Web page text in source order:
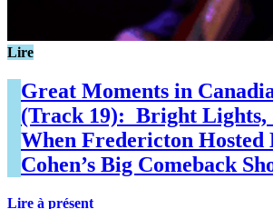
Lire
Great Moments in
(Track 19): Bright
When Fredericton Hosted
Cohen’s Big Comeback
Lire à présent